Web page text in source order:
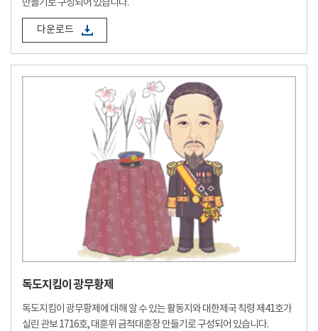
만들기로 구성되어 있습니다.
다운로드
독도지킴이 광무황제
독도지킴이 광무황제에 대해 알 수 있는 활동지와 대한제국 칙령 제41호가
실린 관보 1716호, 대훈위 금척대훈장 만들기로 구성되어 있습니다.